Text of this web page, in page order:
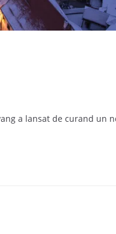
a lansat de curand un